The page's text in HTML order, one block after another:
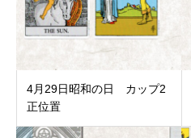
4月29日昭和の日 カップ2
正位置